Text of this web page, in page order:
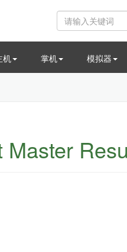
机 掌机 模拟器
Master